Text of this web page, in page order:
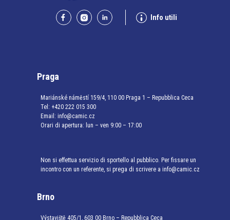
Info utili
Praga
Mariánské náměstí 159/4, 110 00 Praga 1 – Repubblica Ceca
Tel: +420 222 015 300
Email: info@camic.cz
Orari di apertura: lun – ven 9:00 – 17:00
Non si effettua servizio di sportello al pubblico. Per fissare un
incontro con un referente, si prega di scrivere a info@camic.cz
Brno
Výstaviště 405/1, 603 00 Brno – Repubblica Ceca